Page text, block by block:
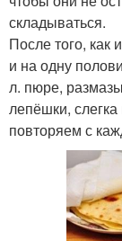
складываться.
После того, как
и на одну
л. пюре,
лепёшки,
повторяем с